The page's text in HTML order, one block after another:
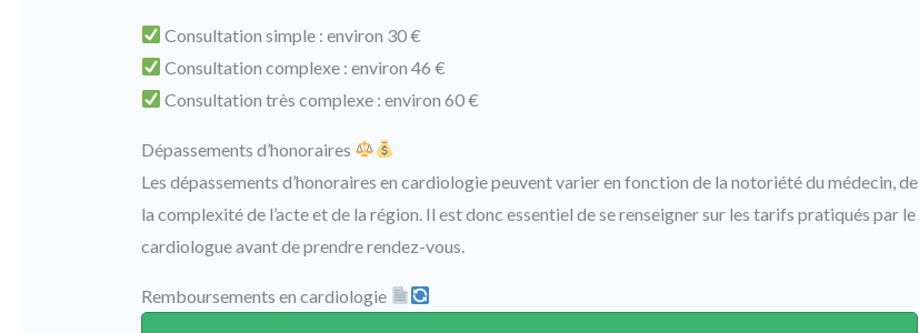
Consultation simple : environ 30 €
Consultation complexe : environ 46 €
Consultation très complexe : environ 60 €
Dépassements d’honoraires
Les dépassements d’honoraires en cardiologie peuvent varier en fonction de la notoriété du médecin, de
la complexité de l’acte et de la région. Il est donc essentiel de se renseigner sur les tarifs pratiqués par le
cardiologue avant de prendre rendez-vous.
Remboursements en cardiologie